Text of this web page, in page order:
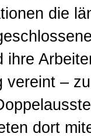
die
ihre
vereint –
dort